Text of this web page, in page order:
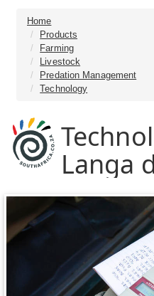
Home
Products
Farming
Livestock
Predation Management
Technology
Langa